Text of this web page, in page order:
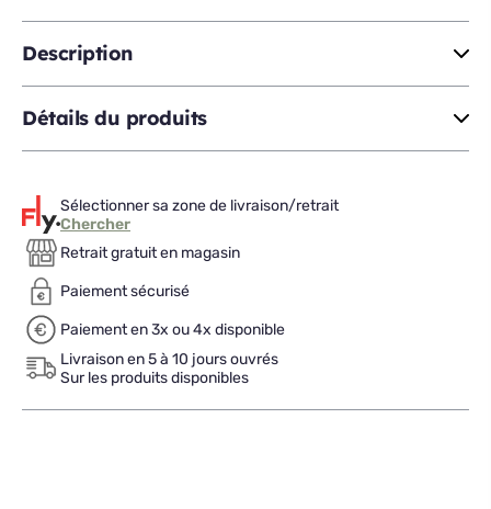
rack
épices
Description
Détails du produits
Sélectionner sa zone de livraison/retrait
Chercher
Retrait gratuit en magasin
Paiement sécurisé
Paiement en 3x ou 4x disponible
Livraison en 5 à 10 jours ouvrés
Sur les produits disponibles